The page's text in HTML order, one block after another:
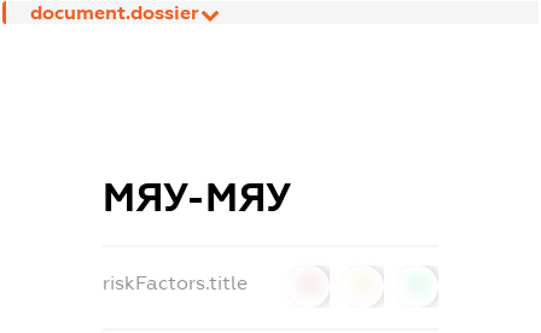
document.dossier
МЯУ-МЯУ
riskFactors.title